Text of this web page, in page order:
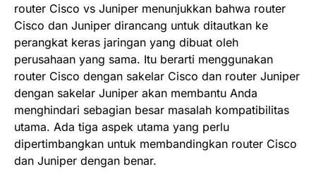
router Cisco vs Juniper menunjukkan bahwa router
Cisco dan Juniper dirancang untuk ditautkan ke
perangkat keras jaringan yang dibuat oleh
perusahaan yang sama. Itu berarti menggunakan
router Cisco dengan sakelar Cisco dan router Juniper
dengan sakelar Juniper akan membantu Anda
menghindari sebagian besar masalah kompatibilitas
utama. Ada tiga aspek utama yang perlu
dipertimbangkan untuk membandingkan router Cisco
dan Juniper dengan benar.